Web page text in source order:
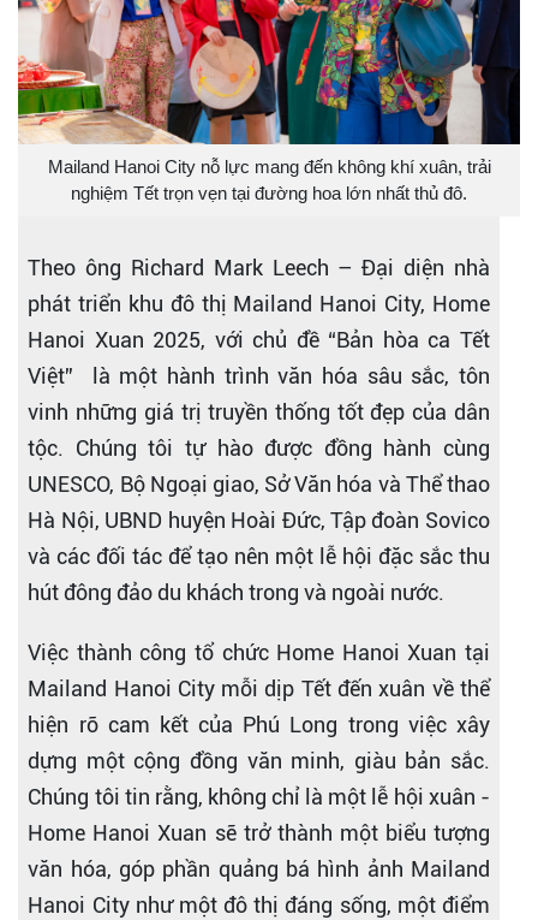
Mailand Hanoi City nỗ lực mang đến không khí xuân, trải
nghiệm Tết trọn vẹn tại đường hoa lớn nhất thủ đô.
Theo ông Richard Mark Leech – Đại diện nhà
phát triển khu đô thị Mailand Hanoi City, Home
Hanoi Xuan 2025, với chủ đề “Bản hòa ca Tết
Việt” là một hành trình văn hóa sâu sắc, tôn
vinh những giá trị truyền thống tốt đẹp của dân
tộc. Chúng tôi tự hào được đồng hành cùng
UNESCO, Bộ Ngoại giao, Sở Văn hóa và Thể thao
Hà Nội, UBND huyện Hoài Đức, Tập đoàn Sovico
và các đối tác để tạo nên một lễ hội đặc sắc thu
hút đông đảo du khách trong và ngoài nước.
Việc thành công tổ chức Home Hanoi Xuan tại
Mailand Hanoi City mỗi dịp Tết đến xuân về thể
hiện rõ cam kết của Phú Long trong việc xây
dựng một cộng đồng văn minh, giàu bản sắc.
Chúng tôi tin rằng, không chỉ là một lễ hội xuân -
Home Hanoi Xuan sẽ trở thành một biểu tượng
văn hóa, góp phần quảng bá hình ảnh Mailand
Hanoi City như một đô thị đáng sống, một điểm